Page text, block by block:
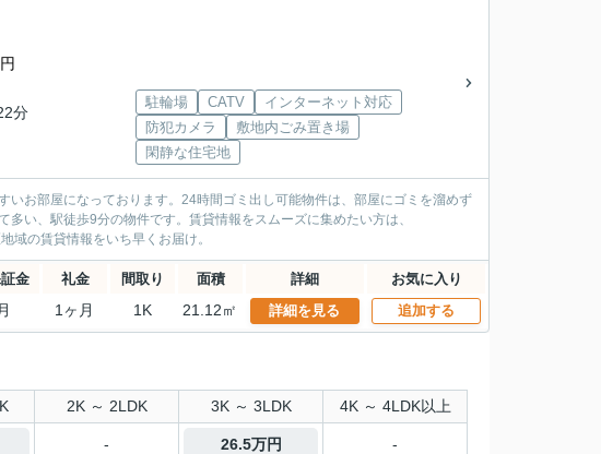
分
駐輪場 CATV
インターネット対応
防犯カメラ
敷地内ごみ置き場
閑静な住宅地
お部屋になっております。24時間ゴミ出し可能物件は、部屋にゴミを溜めず
い、駅徒歩9分の物件です。賃貸情報をスムーズに集めたい方は、
域の賃貸情報をいち早くお届け。
金 礼金 間取り 面積 詳細 お気に入り
1ヶ月 1K 21.12㎡ 詳細を見る 追加する
2K ～ 2LDK 3K ～ 3LDK 4K ～ 4LDK以上
- 26.5万円 -